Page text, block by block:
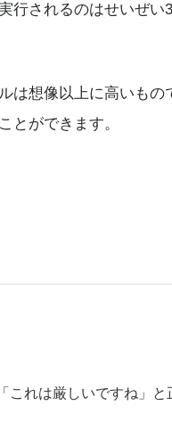
されるのはせいぜい3
は想像以上に高いもの
とができます。
れは厳しいですね」と